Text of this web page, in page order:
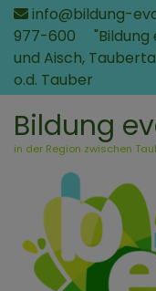
Direkt
zum
Inhalt
info@bildung-
977-600
und Aisch,
o.d. Tauber
Bildung
in der Region zwischen